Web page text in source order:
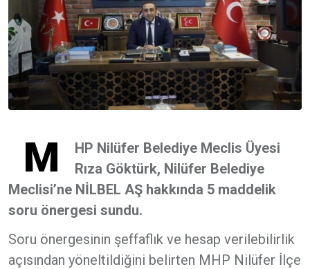
M
HP Nilüfer Belediye Meclis Üyesi
Rıza Göktürk, Nilüfer Belediye
Meclisi’ne NİLBEL AŞ hakkında 5 maddelik
soru önergesi sundu.
Soru önergesinin şeffaflık ve hesap verilebilirlik
açısından yöneltildiğini belirten MHP Nilüfer İlçe